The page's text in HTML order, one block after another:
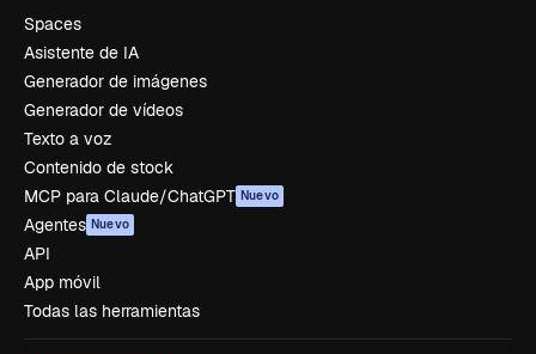
Spaces
Asistente de IA
Generador de imágenes
Generador de vídeos
Texto a voz
Contenido de stock
MCP para Claude/ChatGPT Nuevo
Agentes Nuevo
API
App móvil
Todas las herramientas